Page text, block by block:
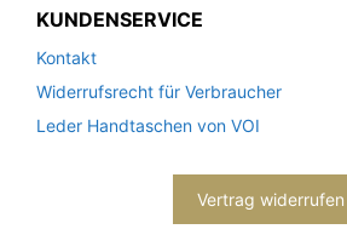
KUNDENSERVICE
Kontakt
Widerrufsrecht für Verbraucher
Leder Handtaschen von VOI
Vertrag widerrufen